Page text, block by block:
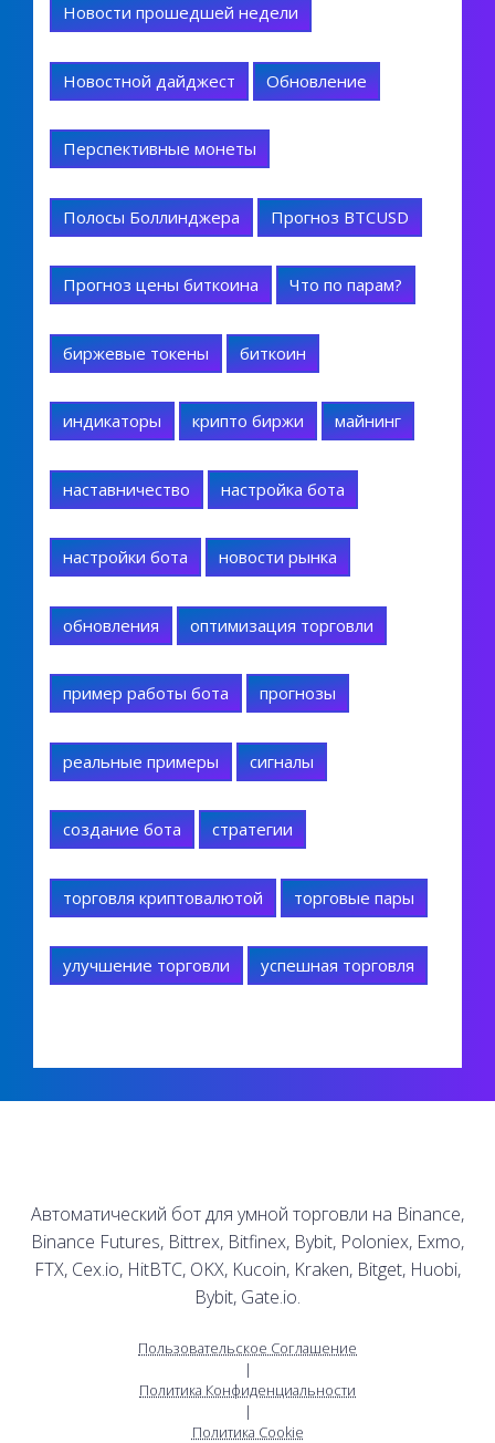
Новости прошедшей недели
Новостной дайджест Обновление
Перспективные монеты
Полосы Боллинджера Прогноз BTCUSD
Прогноз цены биткоина Что по парам?
биржевые токены биткоин
индикаторы крипто биржи майнинг
наставничество настройка бота
настройки бота новости рынка
обновления оптимизация торговли
пример работы бота прогнозы
реальные примеры сигналы
создание бота стратегии
торговля криптовалютой торговые пары
улучшение торговли успешная торговля
Автоматический бот для умной торговли на Binance,
Binance Futures, Bittrex, Bitfinex, Bybit, Poloniex, Exmo,
FTX, Cex.io, HitBTC, OKX, Kucoin, Kraken, Bitget, Huobi,
Bybit, Gate.io.
Пользовательское Соглашение
|
Политика Конфиденциальности
|
Политика Cookie